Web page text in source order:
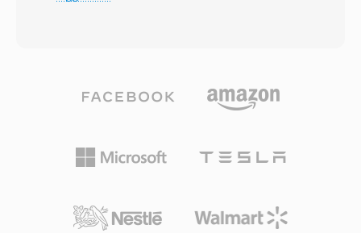
richiedevano audio sincronizzato che il formato
standard 8SVX non poteva fornire. Il supporto
libsndfile, assicurando che le produzioni vintage
emergono: la struttura pulita basata su IFF
navigabile da qualsiasi parser consapevole dei
di registrazione, acquisizioni multicanale o
campionamento. W64 raggiunge questo
obiettivo estendendo gli identificatori di chunk
GUID invece di codici a quattro caratteri.